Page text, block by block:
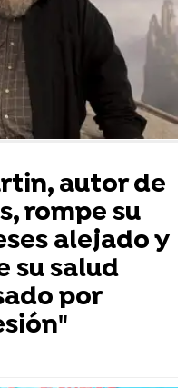
autor de
rompe su
alejado y
su salud
por